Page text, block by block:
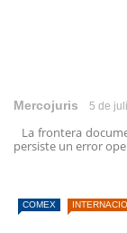
Mercojuris 5 de
La frontera
persiste un error
COMEX